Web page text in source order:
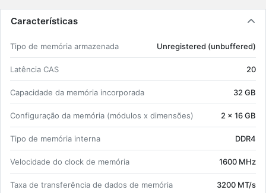
260-pin SO-DIMM 2 x 16 GB;
La­tência CAS: 20;
Intel Ex­treme Me­mory Pro­file (XMP).
Características
Tipo de me­mória ar­ma­ze­nada Un­re­gis­tered (un­buf­fered)
La­tência CAS 20
Ca­pa­ci­dade da me­mória in­cor­po­rada 32 GB
Con­fi­gu­ração da me­mória (mó­dulos x di­men­sões) 2 x 16 GB
Tipo de me­mória in­terna DDR4
Ve­lo­ci­dade do clock de me­mória 1600 MHz
Taxa de trans­fe­rência de dados de me­mória 3200 MT/s